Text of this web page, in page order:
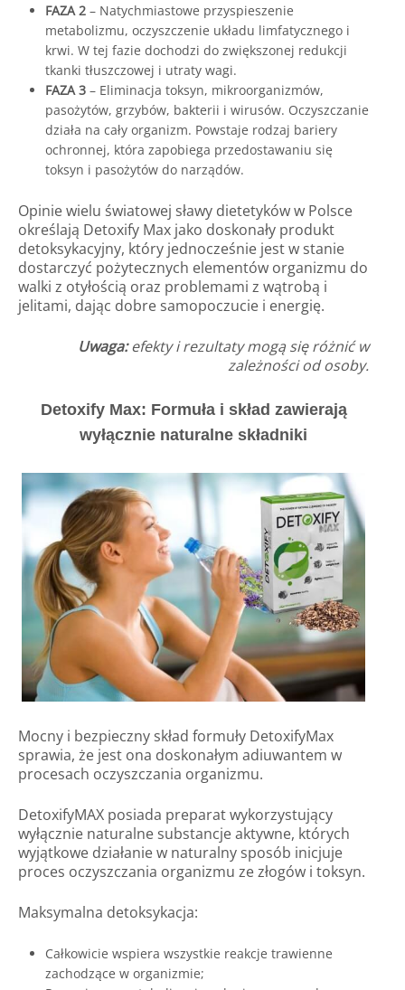
FAZA 2 – Natychmiastowe przyspieszenie
metabolizmu, oczyszczenie układu limfatycznego i
krwi. W tej fazie dochodzi do zwiększonej redukcji
tkanki tłuszczowej i utraty wagi.
FAZA 3 – Eliminacja toksyn, mikroorganizmów,
pasożytów, grzybów, bakterii i wirusów. Oczyszczanie
działa na cały organizm. Powstaje rodzaj bariery
ochronnej, która zapobiega przedostawaniu się
toksyn i pasożytów do narządów.
Opinie wielu światowej sławy dietetyków w Polsce
określają Detoxify Max jako doskonały produkt
detoksykacyjny, który jednocześnie jest w stanie
dostarczyć pożytecznych elementów organizmu do
walki z otyłością oraz problemami z wątrobą i
jelitami, dając dobre samopoczucie i energię.
Uwaga:efekty i rezultaty mogą się różnić w
zależności od osoby.
Detoxify Max: Formuła i skład zawierają
wyłącznie naturalne składniki
Mocny i bezpieczny skład formuły DetoxifyMax
sprawia, że ​​jest ona doskonałym adiuwantem w
procesach oczyszczania organizmu.
DetoxifyMAX posiada preparat wykorzystujący
wyłącznie naturalne substancje aktywne, których
wyjątkowe działanie w naturalny sposób inicjuje
proces oczyszczania organizmu ze złogów i toksyn.
Maksymalna detoksykacja:
Całkowicie wspiera wszystkie reakcje trawienne
zachodzące w organizmie;